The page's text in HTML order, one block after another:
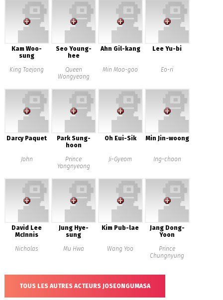
Kam Woo-
sung
King Taejong
Seo Young-
hee
Queen
Wongyeong
Ahn Gil-kang
Min Moo-goo
Lee Yu-bi
Eo-ri
Darcy Paquet
John
Park Sung-
hoon
Prince
Yangnyeong
Oh Eui-Sik
Ji-Gyeom
Min Jin-woong
Ing-choon
David Lee
McInnis
Nicholas
Jung Hye-
sung
Mu Hwa
Kim Pub-lae
Wang Yoo
Jang Dong-
Yoon
Prince
Chungnyung
TOUS LES AUTRES ACTEURS JOSEONGUMASA